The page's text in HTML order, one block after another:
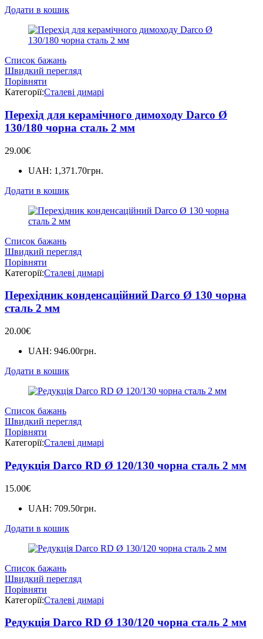
Додати в кошик
Список бажань
Швидкий перегляд
Порівняти
Категорії:Сталеві димарі
Перехід для керамічного димоходу Darco Ø
130/180 чорна сталь 2 мм
29.00€
UAH: 1,371.70грн.
Додати в кошик
Список бажань
Швидкий перегляд
Порівняти
Категорії:Сталеві димарі
Перехідник конденсаційний Darco Ø 130 чорна
сталь 2 мм
20.00€
UAH: 946.00грн.
Додати в кошик
Список бажань
Швидкий перегляд
Порівняти
Категорії:Сталеві димарі
Редукція Darco RD Ø 120/130 чорна сталь 2 мм
15.00€
UAH: 709.50грн.
Додати в кошик
Список бажань
Швидкий перегляд
Порівняти
Категорії:Сталеві димарі
Редукція Darco RD Ø 130/120 чорна сталь 2 мм